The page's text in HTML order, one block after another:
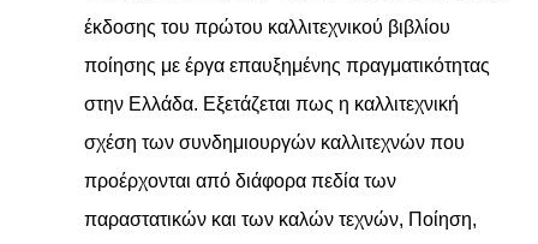
έκδοσης του πρώτου καλλιτεχνικού βιβλίου
ποίησης με έργα επαυξημένης πραγματικότητας
στην Ελλάδα. Εξετάζεται πως η καλλιτεχνική
σχέση των συνδημιουργών καλλιτεχνών που
προέρχονται από διάφορα πεδία των
παραστατικών και των καλών τεχνών, Ποίηση,